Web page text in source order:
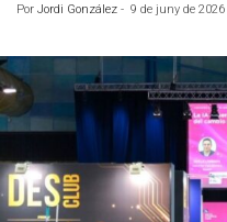
Por Jordi González - 9 de juny de 2026